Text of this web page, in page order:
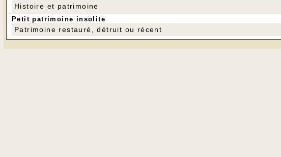
Histoire et patrimoine
Petit patrimoine insolite
Patrimoine restauré, détruit ou récent